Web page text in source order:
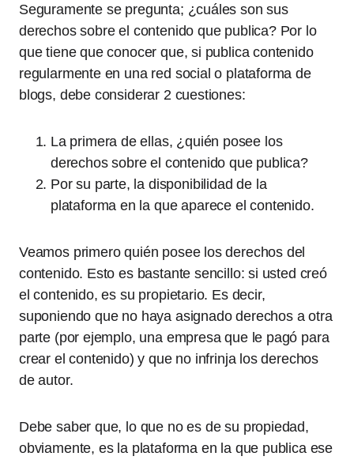
Seguramente se pregunta; ¿cuáles son sus
derechos sobre el contenido que publica? Por lo
que tiene que conocer que, si publica contenido
regularmente en una red social o plataforma de
blogs, debe considerar 2 cuestiones:
La primera de ellas, ¿quién posee los
derechos sobre el contenido que publica?
Por su parte, la disponibilidad de la
plataforma en la que aparece el contenido.
Veamos primero quién posee los derechos del
contenido. Esto es bastante sencillo: si usted creó
el contenido, es su propietario. Es decir,
suponiendo que no haya asignado derechos a otra
parte (por ejemplo, una empresa que le pagó para
crear el contenido) y que no infrinja los derechos
de autor.
Debe saber que, lo que no es de su propiedad,
obviamente, es la plataforma en la que publica ese